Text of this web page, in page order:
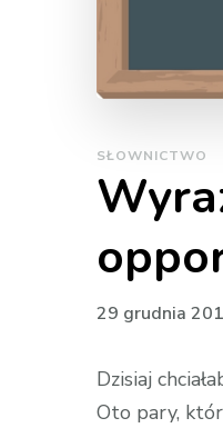
SŁOWNICTWO
29 grudnia
Dzisiaj
Oto pary,